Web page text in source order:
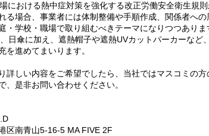
における熱中症対策を強化する改正労働安全衛生規
る場合、事業者には体制整備や手順作成、関係者へ
・学校・職場で取り組むべきテーマになりつつありま
日傘に加え、遮熱帽子や遮熱UVカットパーカーなど
を進めてまいります。
詳しい内容をご希望でしたら、当社ではマスコミの
、是非お問い合わせください。
区南青山5-16-5 MA FIVE 2F